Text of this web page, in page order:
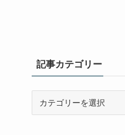
記事カテゴリー